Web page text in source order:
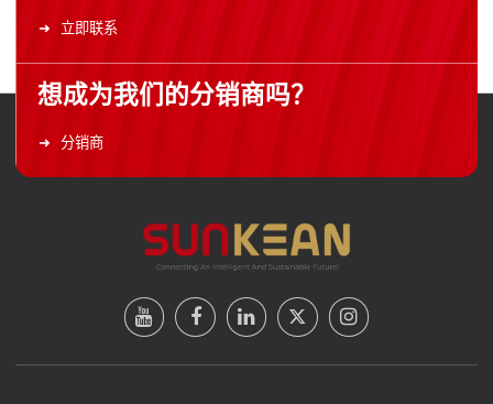
立即联系
想成为我们的分销商吗？
分销商